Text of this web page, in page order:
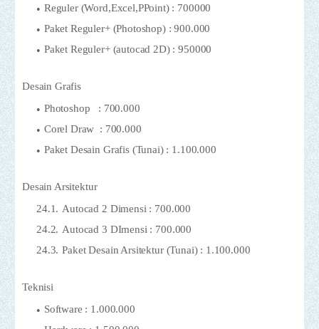
Reguler (Word,Excel,PPoint) : 700000
Paket Reguler+ (Photoshop) : 900.000
Paket Reguler+ (autocad 2D) : 950000
Desain Grafis
Photoshop : 700.000
Corel Draw : 700.000
Paket Desain Grafis (Tunai) : 1.100.000
Desain Arsitektur
Autocad 2 Dimensi : 700.000
Autocad 3 DImensi : 700.000
Paket Desain Arsitektur (Tunai) : 1.100.000
Teknisi
Software : 1.000.000